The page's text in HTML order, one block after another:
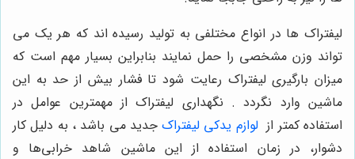
لیفتراک ها در انواع مختلفی به تولید رسیده اند که هر یک می
تواند وزن مشخصی را حمل نمایند بنابراین بسیار مهم است که
میزان بارگیری لیفتراک رعایت شود تا فشار بیش از حد به این
ماشین وارد نگردد . نگهداری لیفتراک از مهمترین عوامل در
استفاده کمتر از لوازم یدکی لیفتراکجدید می باشد ، به دلیل کار
دشوار، در زمان استفاده از این ماشین شاهد خرابی‌ها و